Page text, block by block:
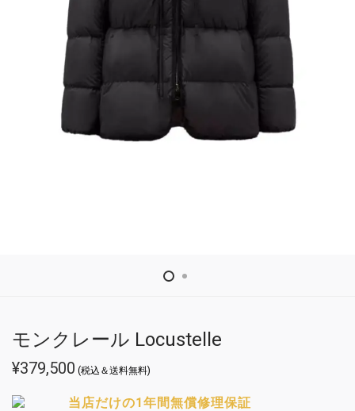
モンクレール Locustelle
¥379,500 (税込＆送料無料)
当店だけの1年間無償修理保証